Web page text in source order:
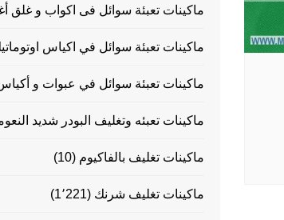
ماكينات تعبئة سوائل فى اكواب و غلق
ماكينات تعبئة سوائل في اكياس
ماكينات تعبئة سوائل في عبوات و
ماكينات تعبئه وتغليف البودر شديد
ماكينات تغليف بالفاكيوم (10)
ماكينات تغليف شرنك (1٬221)